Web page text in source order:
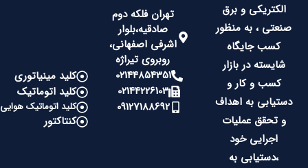
الکتریکی و برق
صنعتی ، به منظور
کسب جایگاه
شایسته در بازار
کسب و کار و
دستیابی به اهداف
و تحقق عملیات
اجرایی خود
،دستیابی به
تهران فلکه دوم
صادقیه،بلوار
اشرفی اصفهانی،
روبروی تیراژه
02144854351
02144226103
09127188692
کلید مینیاتوری
کلید اتوماتیک
کلید اتوماتیک هوایی
کنتاکتور